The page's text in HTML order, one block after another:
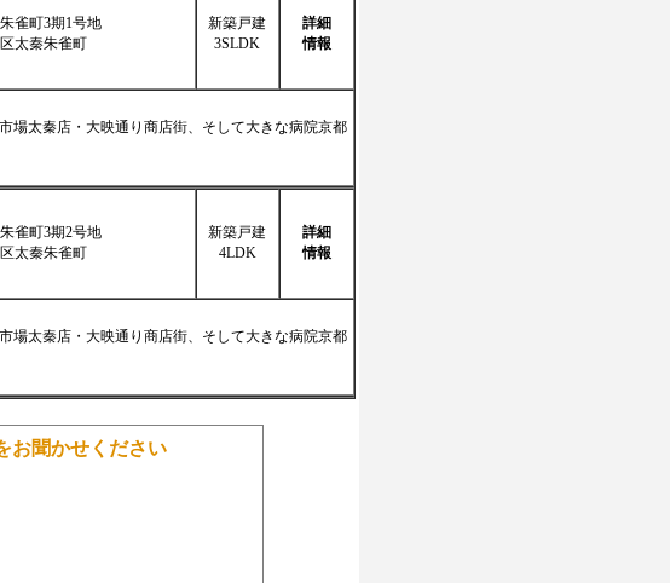
雀町3期1号地
太秦朱雀町
新築戸建
3SLDK
詳細
情報
場太秦店・大映通り商店街、そして大きな病院京都
雀町3期2号地
太秦朱雀町
新築戸建
4LDK
詳細
情報
場太秦店・大映通り商店街、そして大きな病院京都
お聞かせください